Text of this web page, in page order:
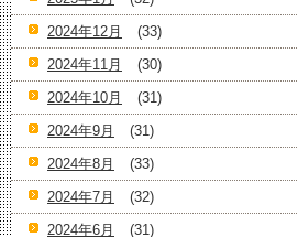
2024年12月
(33)
2024年11月
(30)
2024年10月
(31)
2024年9月
(31)
2024年8月
(33)
2024年7月
(32)
2024年6月
(31)